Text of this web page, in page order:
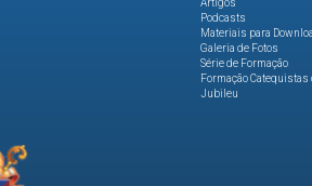
Artigos
Podcasts
Materiais para
Galeria de Fotos
Série de Formação
Formação Catequistas
Jubileu